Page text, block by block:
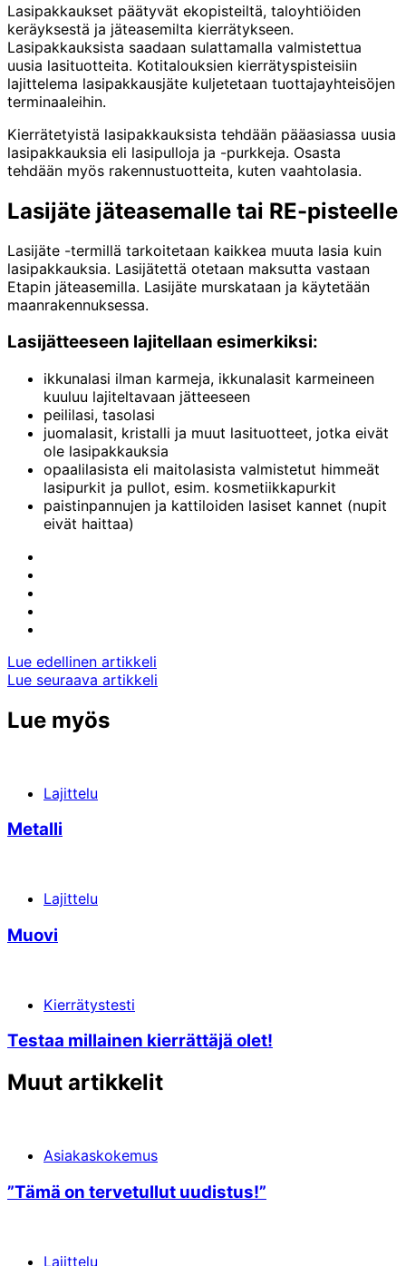
Lasipakkaukset päätyvät ekopisteiltä, taloyhtiöiden
keräyksestä ja jäteasemilta kierrätykseen.
Lasipakkauksista saadaan sulattamalla valmistettua
uusia lasituotteita. Kotitalouksien kierrätyspisteisiin
lajittelema lasipakkausjäte kuljetetaan tuottajayhteisöjen
terminaaleihin.
Kierrätetyistä lasipakkauksista tehdään pääasiassa uusia
lasipakkauksia eli lasipulloja ja -purkkeja. Osasta
tehdään myös rakennustuotteita, kuten vaahtolasia.
Lasijäte jäteasemalle tai RE-pisteelle
Lasijäte -termillä tarkoitetaan kaikkea muuta lasia kuin
lasipakkauksia. Lasijätettä otetaan maksutta vastaan
Etapin jäteasemilla. Lasijäte murskataan ja käytetään
maanrakennuksessa.
Lasijätteeseen lajitellaan esimerkiksi:
ikkunalasi ilman karmeja, ikkunalasit karmeineen
kuuluu lajiteltavaan jätteeseen
peililasi, tasolasi
juomalasit, kristalli ja muut lasituotteet, jotka eivät
ole lasipakkauksia
opaalilasista eli maitolasista valmistetut himmeät
lasipurkit ja pullot, esim. kosmetiikkapurkit
paistinpannujen ja kattiloiden lasiset kannet (nupit
eivät haittaa)
whatsapp
Artikkelien
selaus
Lue edellinen artikkeli
Lue seuraava artikkeli
Lue myös
Lajittelu
Metalli
Lajittelu
Muovi
Kierrätystesti
Testaa millainen kierrättäjä olet!
Muut artikkelit
Asiakaskokemus
”Tämä on terve­tullut uudistus!”
Lajittelu